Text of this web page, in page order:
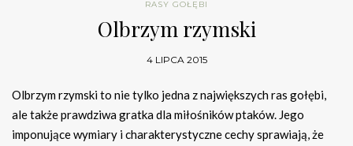
RASY GOŁĘBI
Olbrzym rzymski
4 LIPCA 2015
Olbrzym rzymski to nie tylko jedna z największych ras gołębi,
ale także prawdziwa gratka dla miłośników ptaków. Jego
imponujące wymiary i charakterystyczne cechy sprawiają, że